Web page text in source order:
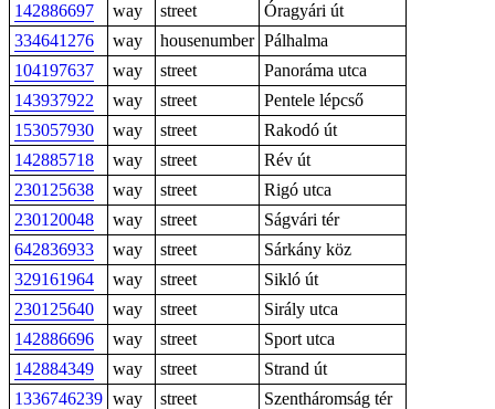
142886697
way street
Óragyári út
334641276
way housenumber Pálhalma
104197637
way street
Panoráma utca
143937922
way street
Pentele lépcső
153057930
way street
Rakodó út
142885718
way street
Rév út
230125638
way street
Rigó utca
230120048
way street
Ságvári tér
642836933
way street
Sárkány köz
329161964
way street
Sikló út
230125640
way street
Sirály utca
142886696
way street
Sport utca
142884349
way street
Strand út
1336746239 way street
Szentháromság tér